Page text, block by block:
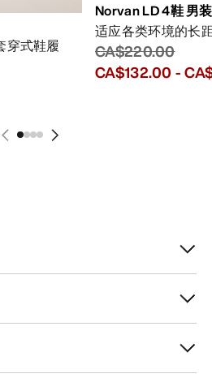
穿式鞋履
Norvan LD 4鞋 男装
适应各类环境的长
CA$220.00
CA$132.00 -